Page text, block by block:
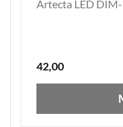
Artecta LED
42,00